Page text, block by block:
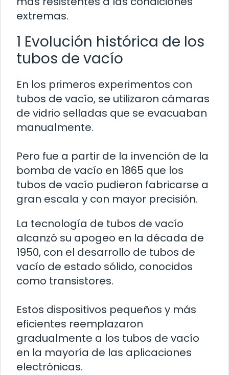
extremas.
1 Evolución histórica de los
tubos de vacío
En los primeros experimentos con
tubos de vacío, se utilizaron cámaras
de vidrio selladas que se evacuaban
manualmente.
Pero fue a partir de la invención de la
bomba de vacío en 1865 que los
tubos de vacío pudieron fabricarse a
gran escala y con mayor precisión.
La tecnología de tubos de vacío
alcanzó su apogeo en la década de
1950, con el desarrollo de tubos de
vacío de estado sólido, conocidos
como transistores.
Estos dispositivos pequeños y más
eficientes reemplazaron
gradualmente a los tubos de vacío
en la mayoría de las aplicaciones
electrónicas.